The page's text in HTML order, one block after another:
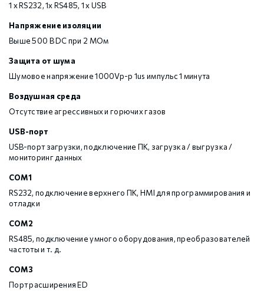
1 х RS232, 1х RS485, 1 х USB
Напряжение изоляции
Выше 500 В DC при 2 МОм
Защита от шума
Шумовое напряжение 1000Vp-p 1us импульс 1 минута
Воздушная среда
Отсутствие агрессивных и горючих газов
USB-порт
USB-порт загрузки, подключение ПК, загрузка / выгрузка /
мониторинг данных
COM1
RS232, подключение верхнего ПК, HMI для программирования и
отладки
COM2
RS485, подключение умного оборудования, преобразователей
частоты и т. д.
COM3
Порт расширения ED